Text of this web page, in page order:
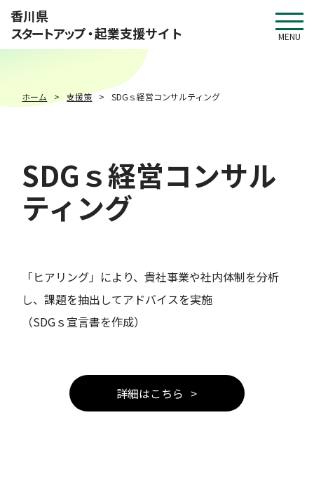
香川県
スタートアップ・起業支援サイト MENU
ホーム 支援策 SDGｓ経営コンサルティング
SDGｓ経営コンサル
ティング
「ヒアリング」により、貴社事業や社内体制を分析
し、課題を抽出してアドバイスを実施
（SDGｓ宣言書を作成）
詳細はこちら